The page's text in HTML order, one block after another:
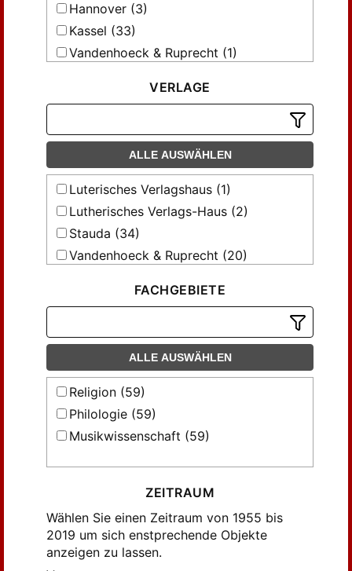
Hannover (3)
Kassel (33)
Vandenhoeck & Ruprecht (1)
VERLAGE
ALLE AUSWÄHLEN
Luterisches Verlagshaus (1)
Lutherisches Verlags-Haus (2)
Stauda (34)
Vandenhoeck & Ruprecht (20)
FACHGEBIETE
ALLE AUSWÄHLEN
Religion (59)
Philologie (59)
Musikwissenschaft (59)
ZEITRAUM
Wählen Sie einen Zeitraum von 1955 bis
2019 um sich enstprechende Objekte
anzeigen zu lassen.